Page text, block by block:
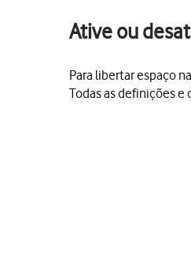
Ative ou
Para libertar espaço
Todas as definições e